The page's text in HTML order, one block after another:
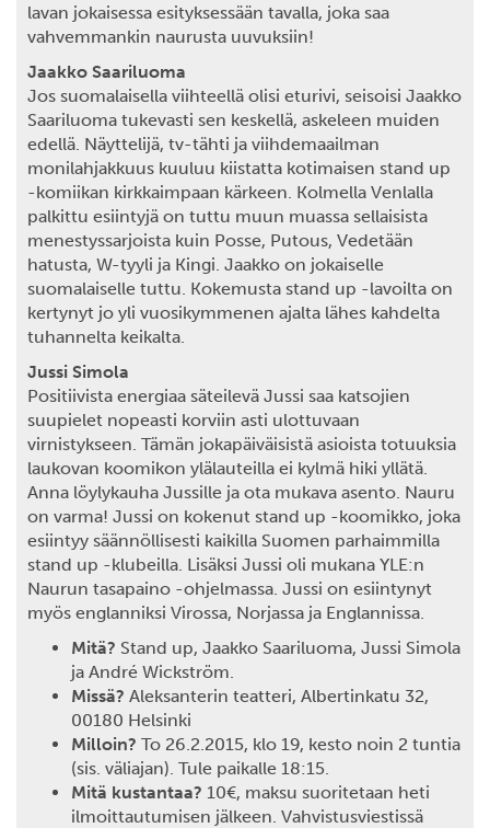
lavan jokaisessa esityksessään tavalla, joka saa
vahvemmankin naurusta uuvuksiin!
Jaakko Saariluoma
Jos suomalaisella viihteellä olisi eturivi, seisoisi Jaakko
Saariluoma tukevasti sen keskellä, askeleen muiden
edellä. Näyttelijä, tv-tähti ja viihdemaailman
monilahjakkuus kuuluu kiistatta kotimaisen stand up
-komiikan kirkkaimpaan kärkeen. Kolmella Venlalla
palkittu esiintyjä on tuttu muun muassa sellaisista
menestyssarjoista kuin Posse, Putous, Vedetään
hatusta, W-tyyli ja Kingi. Jaakko on jokaiselle
suomalaiselle tuttu. Kokemusta stand up -lavoilta on
kertynyt jo yli vuosikymmenen ajalta lähes kahdelta
tuhannelta keikalta.
Jussi Simola
Positiivista energiaa säteilevä Jussi saa katsojien
suupielet nopeasti korviin asti ulottuvaan
virnistykseen. Tämän jokapäiväisistä asioista totuuksia
laukovan koomikon ylälauteilla ei kylmä hiki yllätä.
Anna löylykauha Jussille ja ota mukava asento. Nauru
on varma! Jussi on kokenut stand up -koomikko, joka
esiintyy säännöllisesti kaikilla Suomen parhaimmilla
stand up -klubeilla. Lisäksi Jussi oli mukana YLE:n
Naurun tasapaino -ohjelmassa. Jussi on esiintynyt
myös englanniksi Virossa, Norjassa ja Englannissa.
Mitä? Stand up, Jaakko Saariluoma, Jussi Simola
ja André Wickström.
Missä? Aleksanterin teatteri, Albertinkatu 32,
00180 Helsinki
Milloin? To 26.2.2015, klo 19, kesto noin 2 tuntia
(sis. väliajan). Tule paikalle 18:15.
Mitä kustantaa? 10€, maksu suoritetaan heti
ilmoittautumisen jälkeen. Vahvistusviestissä